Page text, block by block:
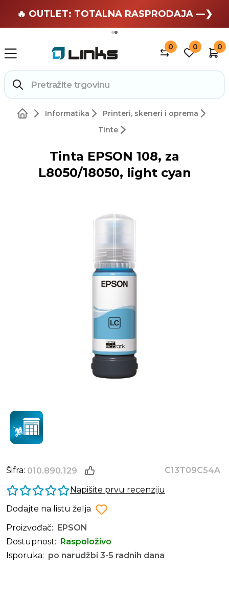
🏄 Zaslužuješ odmor —❯
🔥 OUTLET: TOTALNA RASPRODAJA —❯
0 0 0
Informatika
Printeri, skeneri i oprema
Tinte
Tinta EPSON 108, za
L8050/18050, light cyan
Šifra: 010.890.129
C13T09C54A
Napišite prvu recenziju
Dodajte na listu želja
Proizvođač:
EPSON
Dostupnost:
Raspoloživo
Isporuka: po narudžbi 3-5 radnih dana